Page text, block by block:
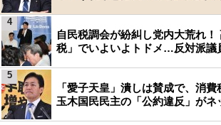
自民税調会が紛糾し党内大荒れ
税」でいよいよトドメ…反対派議
4
「愛子天皇」潰しは賛成で、消
玉木国民民主の「公約違反」がネ
5